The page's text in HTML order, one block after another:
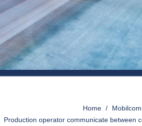
Home
Production operator communicate between